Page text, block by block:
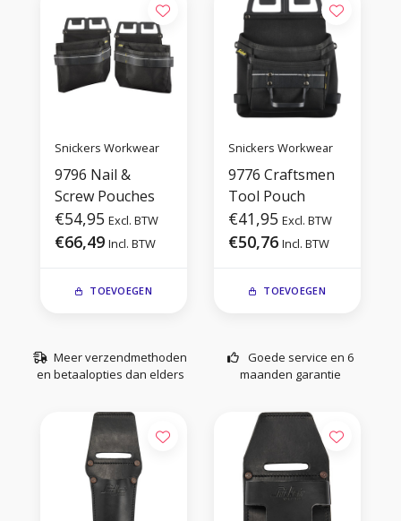
Snickers Workwear
9796 Nail &
Screw Pouches
€54,95 Excl. BTW
€66,49 Incl. BTW
TOEVOEGEN
Snickers Workwear
9776 Craftsmen
Tool Pouch
€41,95 Excl. BTW
€50,76 Incl. BTW
TOEVOEGEN
Meer verzendmethoden
en betaalopties dan elders
Goede service en 6
maanden garantie